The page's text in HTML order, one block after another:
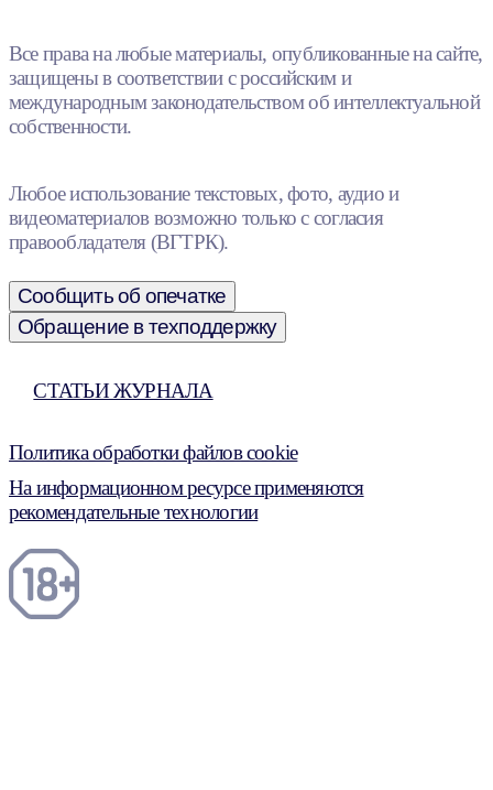
Все права на любые материалы, опубликованные на сайте,
защищены в соответствии с российским и
международным законодательством об интеллектуальной
собственности.
Любое использование текстовых, фото, аудио и
видеоматериалов возможно только с согласия
правообладателя (ВГТРК).
Сообщить об опечатке
Обращение в техподдержку
СТАТЬИ ЖУРНАЛА
Политика обработки файлов cookie
На информационном ресурсе применяются
рекомендательные технологии